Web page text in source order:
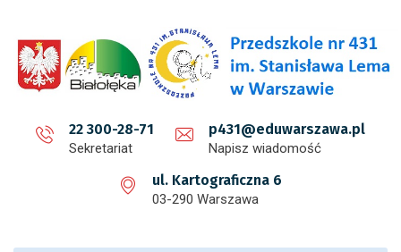
22 300-28-71
Sekretariat
p431@eduwarszawa.pl
Napisz wiadomość
ul. Kartograficzna 6
03-290 Warszawa